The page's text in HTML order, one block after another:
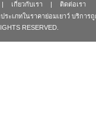
เกี่ยวกับเรา
ติดต่อเรา
เภทในราคาย่อมเยาว์ บริการ
RESERVED.